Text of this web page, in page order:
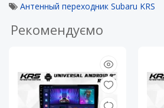
Антенный переходник Subaru KRS
Рекомендуємо